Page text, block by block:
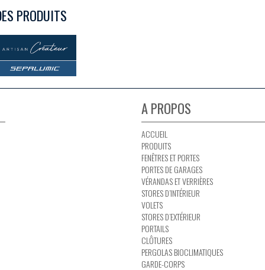
PRODUITS
A PROPOS
ACCUEIL
PRODUITS
FENÊTRES ET PORTES
PORTES DE GARAGES
VÉRANDAS ET VERRIÈRES
STORES D’INTÉRIEUR
VOLETS
STORES D’EXTÉRIEUR
PORTAILS
CLÔTURES
PERGOLAS BIOCLIMATIQUES
GARDE-CORPS